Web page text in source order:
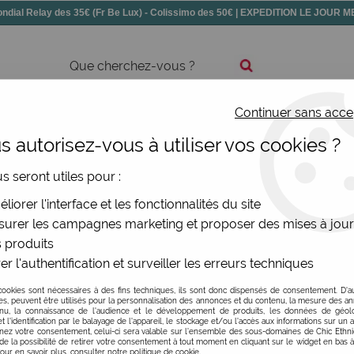
Relay des 35€ (Fr Be Lux) - Colissimo des 50€ | EXPEDITION LE JOUR
Bijoux
à Poitiers
parfaits pour organiser votre quotidien avec style.
: monnaie, maquillage, bijoux, crayons, cartes de
et pochettes sont pensés pour s'adapter à votre style de
et utiliser comme accessoire sur un vêtement,
Continuer sans
autorisez-vous à utiliser vos cookies ?
seront utiles pour :
l'interface et les fonctionnalités du site
les campagnes marketing et proposer des mises à
produits
l'authentification et surveiller les erreurs techniques
sont nécessaires à des fins techniques, ils sont donc dispensés de consentement.
peuvent être utilisés pour la personnalisation des annonces et du contenu, la mesure des
la connaissance de l'audience et le développement de produits, les données de
l'identification par le balayage de l'appareil, le stockage et/ou l'accès aux informations sur un
votre consentement, celui-ci sera valable sur l’ensemble des sous-domaines de Chic
la possibilité de retirer votre consentement à tout moment en cliquant sur le widget en bas
en savoir plus, consulter notre politique de cookie.